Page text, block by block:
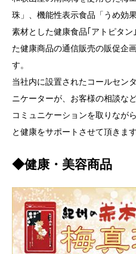
珠」、機能性表示食品「うめ効
素材とした健康食品｢アトピタ
た健康商品の通信販売の販促企
す。
当社内に設置されたコールセン
ニケーターが、お客様の相談な
コミュニケーションを取りなが
と健康をサポートさせて頂きます
◆健康・美容商品